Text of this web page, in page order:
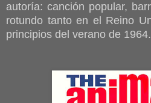
autoría: canción popular,
rotundo tanto en el Reino
principios del verano de 1964.